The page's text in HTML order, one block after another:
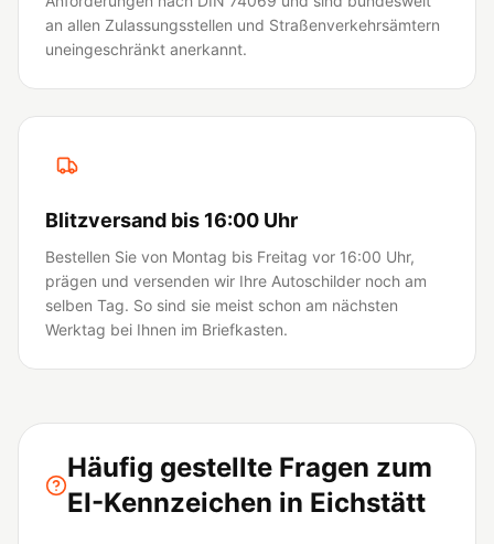
an allen Zulassungsstellen und Straßenverkehrsämtern
uneingeschränkt anerkannt.
Blitzversand bis 16:00 Uhr
Bestellen Sie von Montag bis Freitag vor 16:00 Uhr,
prägen und versenden wir Ihre Autoschilder noch am
selben Tag. So sind sie meist schon am nächsten
Werktag bei Ihnen im Briefkasten.
Häufig gestellte Fragen zum
EI-Kennzeichen in Eichstätt